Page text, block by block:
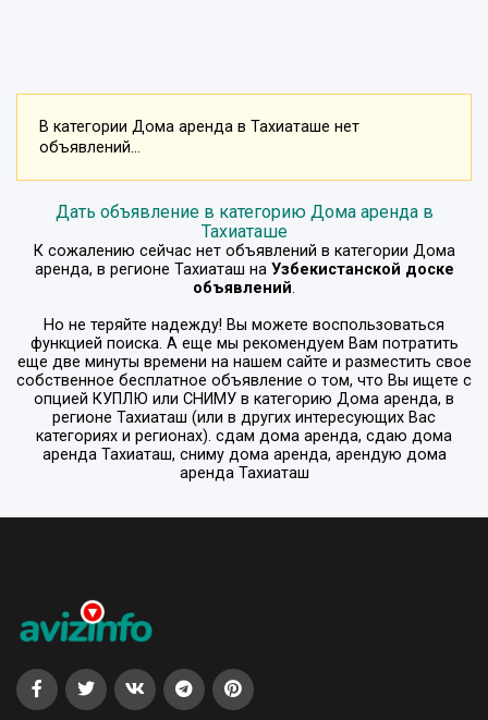
В категории Дома аренда в Тахиаташе нет
объявлений...
Дать объявление в категорию Дома аренда в
Тахиаташе
К сожалению сейчас нет объявлений в категории Дома
аренда, в регионе Тахиаташ на Узбекистанской доске
объявлений.
Но не теряйте надежду! Вы можете воспользоваться
функцией поиска. А еще мы рекомендуем Вам потратить
еще две минуты времени на нашем сайте и разместить свое
собственное бесплатное объявление о том, что Вы ищете с
опцией КУПЛЮ или СНИМУ в категорию Дома аренда, в
регионе Тахиаташ (или в других интересующих Вас
категориях и регионах). сдам дома аренда, сдаю дома
аренда Тахиаташ, сниму дома аренда, арендую дома
аренда Тахиаташ